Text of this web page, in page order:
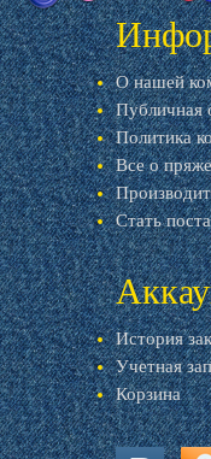
О нашей
Публичная
Политика
Все о
Стать
История
Учетная
Корзина